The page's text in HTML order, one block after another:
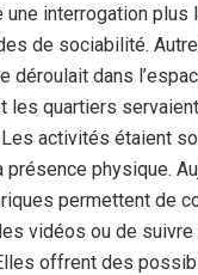
une interrogation plus
de sociabilité.
déroulait dans
les quartiers
activités étaient
physique.
permettent de
vidéos ou de suivre
offrent des